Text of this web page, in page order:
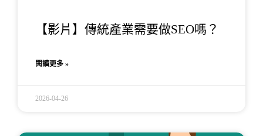
【影片】傳統產業需要做SEO嗎？
閱讀更多 »
2026-04-26